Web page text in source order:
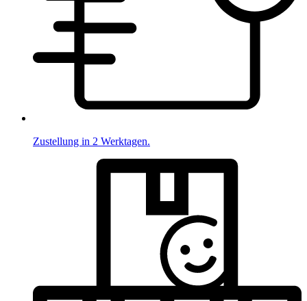
Zustellung in 2 Werktagen.